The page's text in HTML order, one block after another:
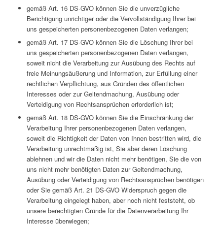
gemäß Art. 16 DS-GVO können Sie die unverzügliche
Berichtigung unrichtiger oder die Vervollständigung Ihrer bei
uns gespeicherten personenbezogenen Daten verlangen;
gemäß Art. 17 DS-GVO können Sie die Löschung Ihrer bei
uns gespeicherten personenbezogenen Daten verlangen,
soweit nicht die Verarbeitung zur Ausübung des Rechts auf
freie Meinungsäußerung und Information, zur Erfüllung einer
rechtlichen Verpflichtung, aus Gründen des öffentlichen
Interesses oder zur Geltendmachung, Ausübung oder
Verteidigung von Rechtsansprüchen erforderlich ist;
gemäß Art. 18 DS-GVO können Sie die Einschränkung der
Verarbeitung Ihrer personenbezogenen Daten verlangen,
soweit die Richtigkeit der Daten von Ihnen bestritten wird, die
Verarbeitung unrechtmäßig ist, Sie aber deren Löschung
ablehnen und wir die Daten nicht mehr benötigen, Sie die von
uns nicht mehr benötigten Daten zur Geltendmachung,
Ausübung oder Verteidigung von Rechtsansprüchen benötigen
oder Sie gemäß Art. 21 DS-GVO Widerspruch gegen die
Verarbeitung eingelegt haben, aber noch nicht feststeht, ob
unsere berechtigten Gründe für die Datenverarbeitung Ihr
Interesse überwiegen;